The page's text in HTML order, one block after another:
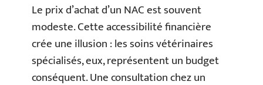
Le prix d’achat d’un NAC est souvent
modeste. Cette accessibilité financière
crée une illusion : les soins vétérinaires
spécialisés, eux, représentent un budget
conséquent. Une consultation chez un